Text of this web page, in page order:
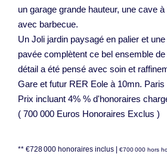
un garage grande hauteur, une cave
avec barbecue.
Un Joli jardin paysagé en palier et
pavée complètent ce bel ensemble
détail a été pensé avec soin et
Gare et futur RER Eole à 10mn. Paris
Prix incluant 4% % d'honoraires
( 700 000 Euros Honoraires Exclus )
** €728 000 honoraires inclus | €700 000 hors